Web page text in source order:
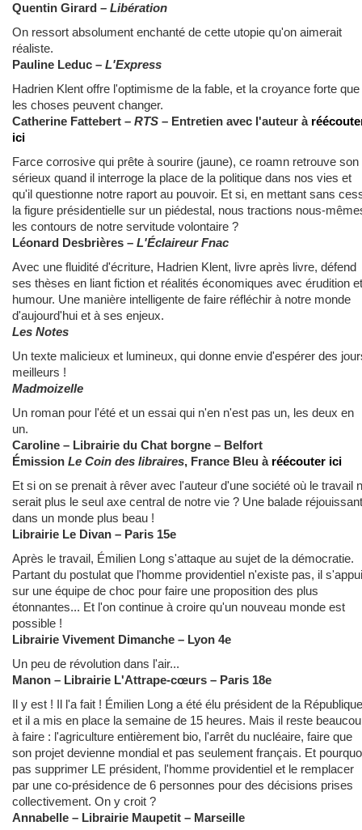
Quentin Girard – Libération
On ressort absolument enchanté de cette utopie qu'on aimerait
réaliste.
Pauline Leduc – L'Express
Hadrien Klent offre l'optimisme de la fable, et la croyance forte que
les choses peuvent changer.
Catherine Fattebert – RTS – Entretien avec l'auteur à
ici
Farce corrosive qui prête à sourire (jaune), ce roamn retrouve son
sérieux quand il interroge la place de la politique dans nos vies et
qu'il questionne notre raport au pouvoir. Et si, en mettant sans
la figure présidentielle sur un piédestal, nous tractions nous-
les contours de notre servitude volontaire ?
Léonard Desbrières – L'Éclaireur Fnac
Avec une fluidité d'écriture, Hadrien Klent, livre après livre, défend
ses thèses en liant fiction et réalités économiques avec érudition et
humour. Une manière intelligente de faire réfléchir à notre monde
d'aujourd'hui et à ses enjeux.
Les Notes
Un texte malicieux et lumineux, qui donne envie d'espérer des
meilleurs !
Madmoizelle
Un roman pour l'été et un essai qui n'en n'est pas un, les deux en
un.
Caroline – Librairie du Chat borgne – Belfort
Émission Le Coin des libraires, France Bleu à réécouter ici
Et si on se prenait à rêver avec l'auteur d'une société où le travail
serait plus le seul axe central de notre vie ? Une balade
dans un monde plus beau !
Librairie Le Divan – Paris 15e
Après le travail, Émilien Long s'attaque au sujet de la démocratie.
Partant du postulat que l'homme providentiel n'existe pas, il
sur une équipe de choc pour faire une proposition des plus
étonnantes... Et l'on continue à croire qu'un nouveau monde est
possible !
Librairie Vivement Dimanche – Lyon 4e
Un peu de révolution dans l'air...
Manon – Librairie L'Attrape-cœurs – Paris 18e
Il y est ! Il l'a fait ! Émilien Long a été élu président de la République
et il a mis en place la semaine de 15 heures. Mais il reste
à faire : l'agriculture entièrement bio, l'arrêt du nucléaire, faire que
son projet devienne mondial et pas seulement français. Et
pas supprimer LE président, l'homme providentiel et le remplacer
par une co-présidence de 6 personnes pour des décisions prises
collectivement. On y croit ?
Annabelle – Librairie Maupetit – Marseille